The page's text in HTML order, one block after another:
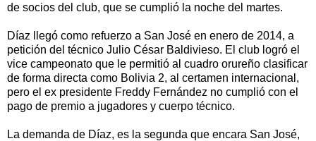
de socios del club, que se cumplió la noche del martes.
Díaz llegó como refuerzo a San José en enero de 2014, a
petición del técnico Julio César Baldivieso. El club logró el
vice campeonato que le permitió al cuadro orureño clasificar
de forma directa como Bolivia 2, al certamen internacional,
pero el ex presidente Freddy Fernández no cumplió con el
pago de premio a jugadores y cuerpo técnico.
La demanda de Díaz, es la segunda que encara San José,